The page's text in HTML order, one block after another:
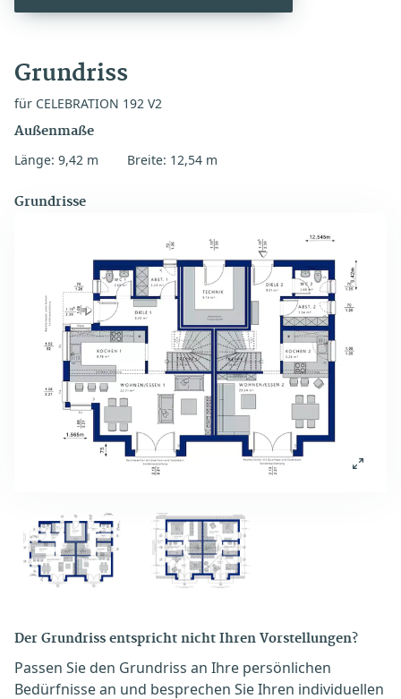
Grundriss
für CELEBRATION 192 V2
Außenmaße
Länge: 9,42 m Breite: 12,54 m
Grundrisse
Der Grundriss entspricht nicht Ihren Vorstellungen?
Passen Sie den Grundriss an Ihre persönlichen
Bedürfnisse an und besprechen Sie Ihren individuellen